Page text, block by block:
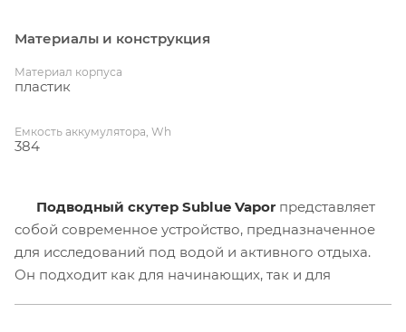
Материалы и конструкция
Материал корпуса
пластик
Емкость аккумулятора, Wh
384
Подводный скутер Sublue Vapor представляет
собой современное устройство, предназначенное
для исследований под водой и активного отдыха.
Он подходит как для начинающих, так и для